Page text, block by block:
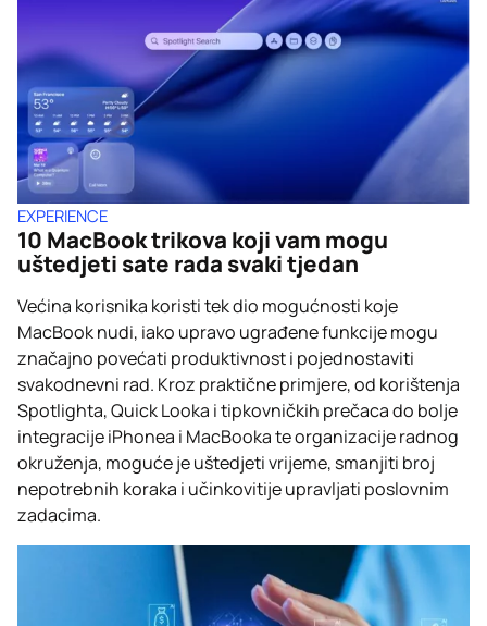
EXPERIENCE
10 MacBook trikova koji vam mogu
uštedjeti sate rada svaki tjedan
Većina korisnika koristi tek dio mogućnosti koje
MacBook nudi, iako upravo ugrađene funkcije mogu
značajno povećati produktivnost i pojednostaviti
svakodnevni rad. Kroz praktične primjere, od korištenja
Spotlighta, Quick Looka i tipkovničkih prečaca do bolje
integracije iPhonea i MacBooka te organizacije radnog
okruženja, moguće je uštedjeti vrijeme, smanjiti broj
nepotrebnih koraka i učinkovitije upravljati poslovnim
zadacima.